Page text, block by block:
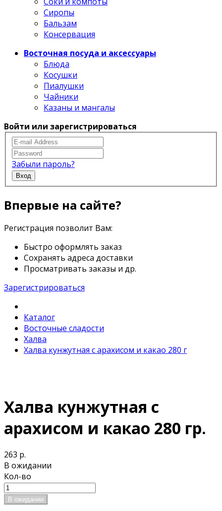
Сиропы
Бальзам
Консервация
Восточная посуда и аксессуары
Блюда
Косушки
Пиалушки
Чайники
Казаны и мангалы
Войти или зарегистрироваться
Забыли пароль?
Вход
Впервые на сайте?
Регистрация позволит Вам:
Быстро оформлять заказ
Сохранять адреса доставки
Просматривать заказы и др.
Зарегистрироваться
Каталог
Восточные сладости
Халва
Халва кунжутная с арахисом и какао 280 г
Халва кунжутная с
арахисом и какао 280 гр.
263 р.
В ожидании
Кол-во